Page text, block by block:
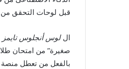
قبل لوحات التحقق من
ال لوس أنجلوس تايمز
صغيرة” من امتحان
بالفعل من تعطل منصة